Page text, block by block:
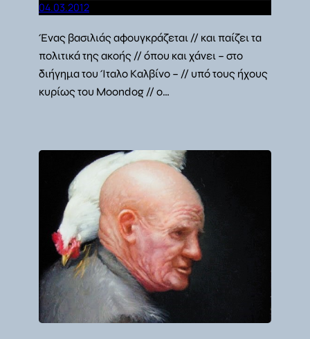
04.03.2012
Ένας βασιλιάς αφουγκράζεται // και παίζει τα
πολιτικά της ακοής // όπου και χάνει – στο
διήγημα του Ίταλο Καλβίνο – // υπό τους ήχους
κυρίως του Moondog // ο…